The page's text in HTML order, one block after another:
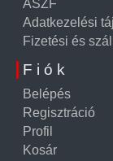
ÁSZF
Adatkezelési
Fizetési és
Fiók
Belépés
Regisztráció
Profil
Kosár